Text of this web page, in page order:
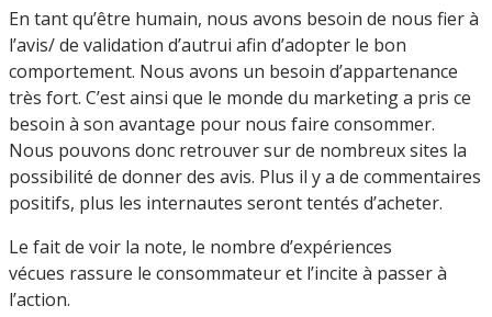
En tant qu’être humain, nous avons besoin de nous fier à
l’avis/ de validation d’autrui afin d’adopter le bon
comportement. Nous avons un besoin d’appartenance
très fort. C’est ainsi que le monde du marketing a pris ce
besoin à son avantage pour nous faire consommer.
Nous pouvons donc retrouver sur de nombreux sites la
possibilité de donner des avis. Plus il y a de commentaires
positifs, plus les internautes seront tentés d’acheter.
Le fait de voir la note, le nombre d’expériences
vécues rassure le consommateur et l’incite à passer à
l’action.